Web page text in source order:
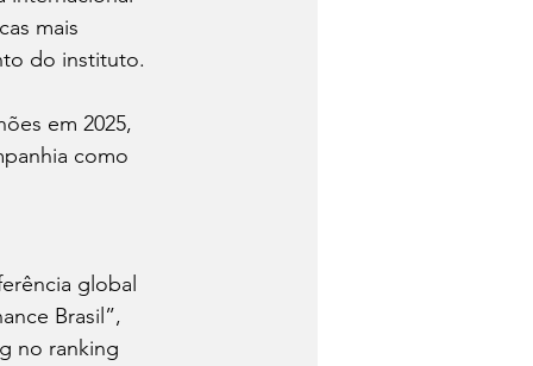
mais
do instituto.
em 2025,
como
global
Brasil”,
no ranking